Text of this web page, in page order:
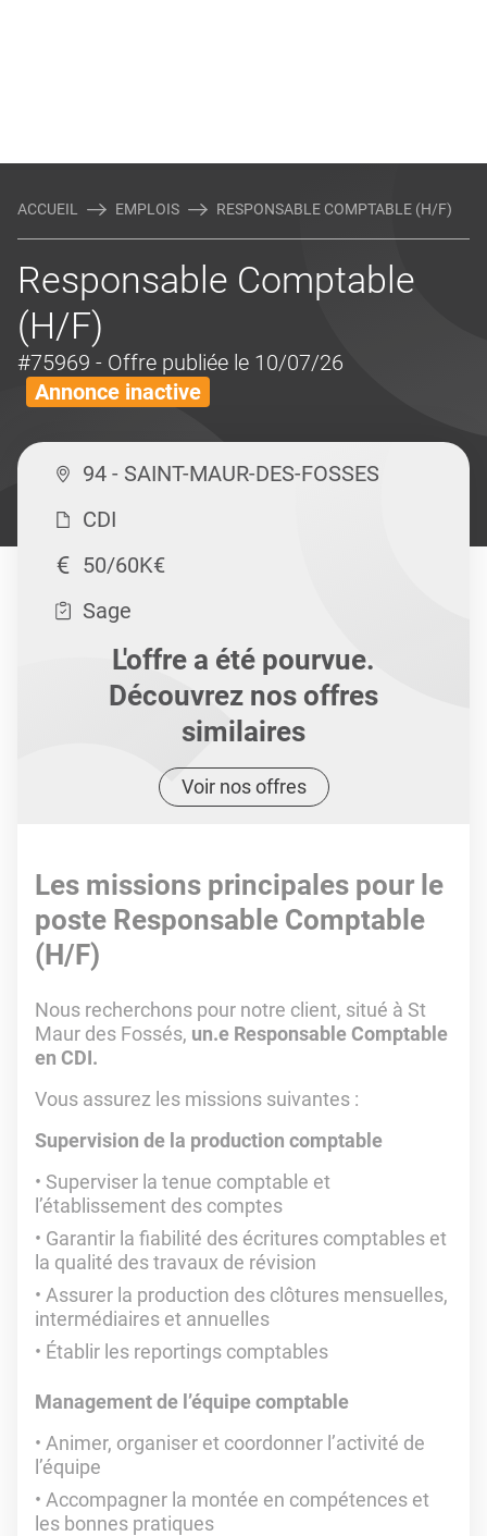
ACCUEIL EMPLOIS RESPONSABLE COMPTABLE (H/F)
Responsable Comptable
(H/F)
#75969 - Offre publiée le 10/07/26
Annonce inactive
94 - SAINT-MAUR-DES-FOSSES
CDI
50/60K€
Sage
L'offre a été pourvue.
Découvrez nos offres
similaires
Voir nos offres
Les missions principales pour le
poste Responsable Comptable
(H/F)
Nous recherchons pour notre client, situé à St
Maur des Fossés, un.e Responsable Comptable
en CDI.
Vous assurez les missions suivantes :
Supervision de la production comptable
Superviser la tenue comptable et
l’établissement des comptes
Garantir la fiabilité des écritures comptables et
la qualité des travaux de révision
Assurer la production des clôtures mensuelles,
intermédiaires et annuelles
Établir les reportings comptables
Management de l’équipe comptable
Animer, organiser et coordonner l’activité de
l’équipe
Accompagner la montée en compétences et
les bonnes pratiques